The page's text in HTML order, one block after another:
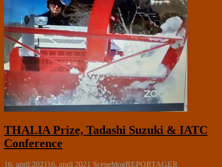
THALIA Prize, Tadashi Suzuki & IATC
Conference
16. april 202116. april 2021 SceneblogREPORTAGER